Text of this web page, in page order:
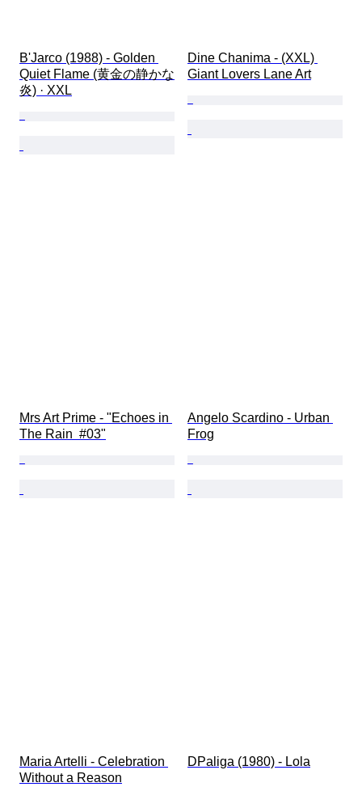
B'Jarco (1988) - Golden
Quiet Flame (黄金の静かな
炎) · XXL
Dine Chanima - (XXL)
Giant Lovers Lane Art
Mrs Art Prime - "Echoes in
The Rain  #03"
Angelo Scardino - Urban
Frog
Maria Artelli - Celebration
Without a Reason
DPaliga (1980) - Lola